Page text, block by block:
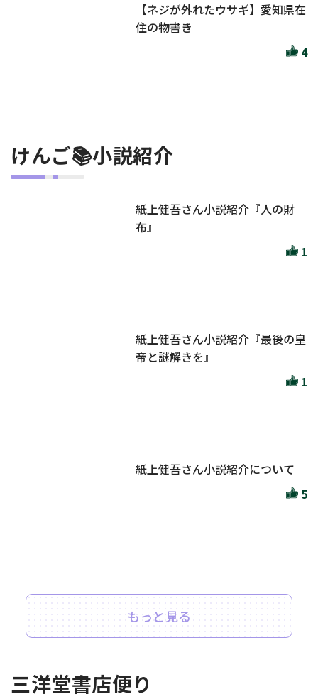
【ネジが外れたウサギ】愛知県在
住の物書き
4
けんご📚小説紹介
紙上健吾さん小説紹介『人の財
布』
1
紙上健吾さん小説紹介『最後の皇
帝と謎解きを』
1
紙上健吾さん小説紹介について
5
もっと見る
三洋堂書店便り